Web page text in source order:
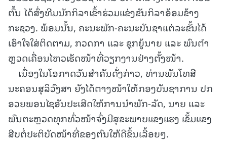
ຕົ້ນ ໄດ້ສົ່ງທີມນັກກິລາເຂົ້າຮ່ວມແຂ່ງຂັນກິລາອ້ອມຂ້າງ
ກະຊວງ. ພ້ອມນັ້ນ, ຄະນະພັກ-ຄະນະບັນຊາແຕ່ລະຂັ້ນໄດ້
ເອົາໃຈໃສ່ຕິດຕາມ, ກວດກາ ແລະ ຊຸກຍູ້ນາຍ ແລະ ພົນຕໍາ
ຫຼວດເຄື່ອນໄຫວເຮັດໜ້າທີ່ວຽກງານຢ່າງຕັ້ງໜ້າ.
ເນື່ອງໃນໂອກາດວັນສຳຄັນດັ່ງກ່າວ, ທ່ານພັນໂທສີ
ນະຄອນສຸລິວົງສາ ຍັງໄດ້ຕາງໜ້າໃຫ້ກອງບັນຊາການ ປກ
ອວຍພອນໄຊອັນປະເສີດໃຫ້ການນໍາພັກ-ລັດ, ນາຍ ແລະ
ພົນຕະຫຼວດທຸກທົ່ວໜ້າຈົ່ງມີສຸຂະພາບແຂງແຮງ ເຂັ້ມແຂງ
ສືບຕໍ່ປະຕິບັດໜ້າທີ່ຂອງຕົນໃຫ້ດີຂຶ້ນເລື້ອຍໆ.